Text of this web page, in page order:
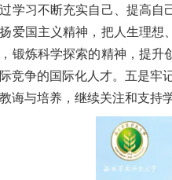
学习不断充实自己、提高
爱国主义精神，把人生理
锻炼科学探索的精神，提
竞争的国际化人才。五是牢
诲与培养，继续关注和支持